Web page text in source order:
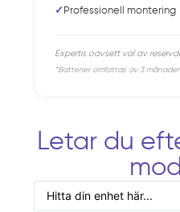
✓ Professionell montering
Expertis oavsett val av
*Batterier omfattas av 3
Letar du